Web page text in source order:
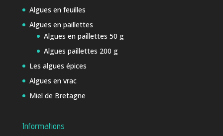
Algues en feuilles
Algues en paillettes
Algues en paillettes 50 g
Algues paillettes 200 g
Les algues épices
Algues en vrac
Miel de Bretagne
Informations